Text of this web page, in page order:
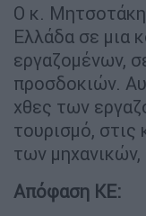
Ο κ.
Ελλάδα σε μια
εργαζομένων,
προσδοκιών.
χθες των
τουρισμό, στις
των
Απόφαση ΚΕ: